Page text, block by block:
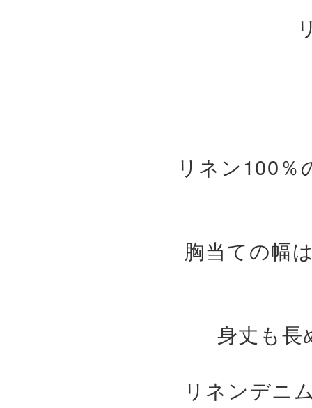
リネン100％
胸当ての幅
身丈も長
リネンデニ